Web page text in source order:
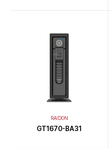
RAIDON
GT1670-BA31